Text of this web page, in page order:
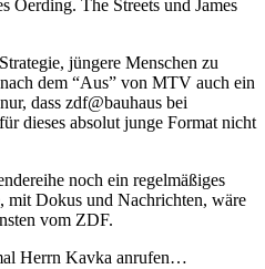
Oerding. The Streets und James
jüngere Menschen zu
dem “Aus” von MTV auch ein
dass zdf@bauhaus bei
dieses absolut junge Format nicht
noch ein regelmäßiges
Dokus und Nachrichten, wäre
vom ZDF.
Herrn Kavka anrufen…